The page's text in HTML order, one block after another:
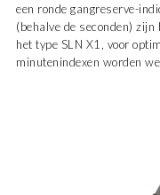
een ronde gangreserve-
(behalve de seconden)
het type SLN X1, voor
minutenindexen worden